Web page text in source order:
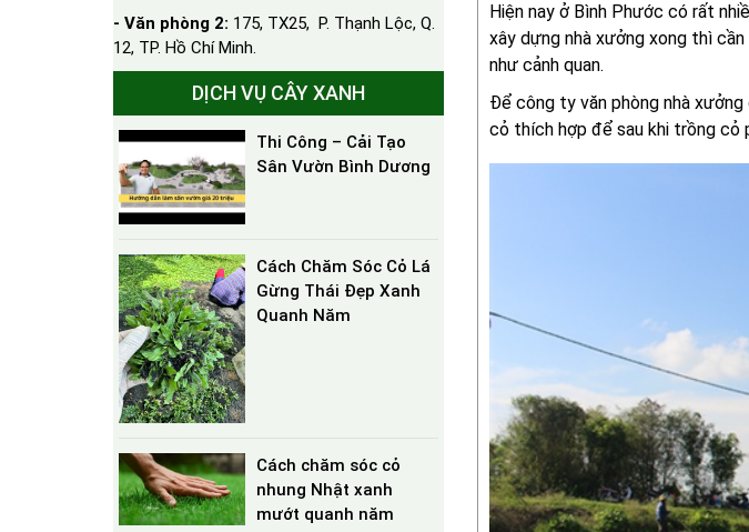
- Văn phòng 2: 175, TX25, P. Thạnh Lộc, Q.
12, TP. Hồ Chí Minh.
DỊCH VỤ CÂY XANH
Thi Công – Cải Tạo
Sân Vườn Bình Dương
Cách Chăm Sóc Cỏ Lá
Gừng Thái Đẹp Xanh
Quanh Năm
Cách chăm sóc cỏ
nhung Nhật xanh
mướt quanh năm
Hiện nay ở Bình Phước có rất
xây dựng nhà xưởng xong thì
như cảnh quan.
Để công ty văn phòng nhà
cỏ thích hợp để sau khi trồng cỏ